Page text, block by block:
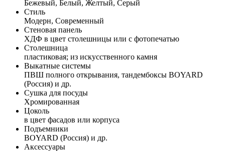
Бежевый, Белый, Желтый, Серый
Стиль
Модерн, Современный
Стеновая панель
ХДФ в цвет столешницы или с фотопечатью
Столешница
пластиковая; из искусственного камня
Выкатные системы
ПВШ полного открывания, тандембоксы BOYARD
(Россия) и др.
Сушка для посуды
Хромированная
Цоколь
в цвет фасадов или корпуса
Подъемники
BOYARD (Россия) и др.
Аксессуары